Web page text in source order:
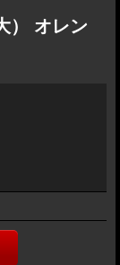
） オレン